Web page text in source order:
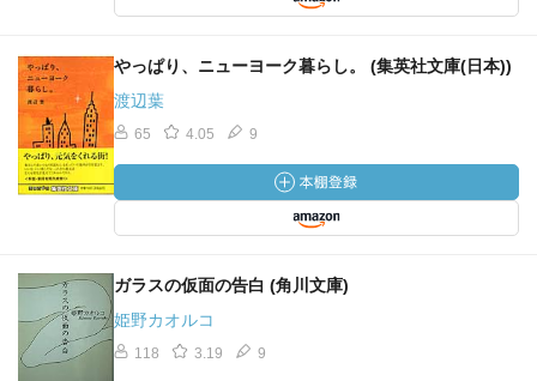
やっぱり、ニューヨーク暮らし。 (集英社文庫(日本))
渡辺葉
65 4.05 9
ガラスの仮面の告白 (角川文庫)
姫野カオルコ
118 3.19 9